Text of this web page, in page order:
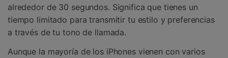
Encuentra Más Soluciones
alrededor de 30 segundos. Significa que tienes un
tiempo limitado para transmitir tu estilo y preferencias
a través de tu tono de llamada.
Aunque la mayoría de los iPhones vienen con varios